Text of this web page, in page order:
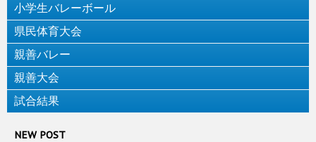
小学生バレーボール
県民体育大会
親善バレー
親善大会
試合結果
NEW POST